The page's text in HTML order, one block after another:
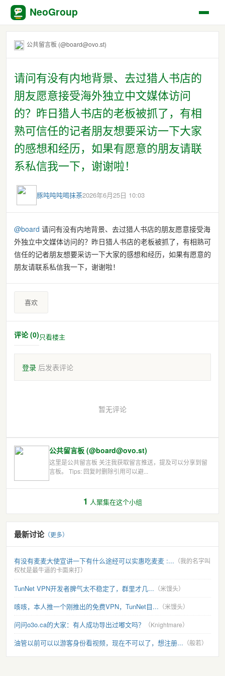
NeoGroup
公共留言板 (@board@ovo.st)
请问有没有内地背景、去过猎人书店的
朋友愿意接受海外独立中文媒体访问
的？昨日猎人书店的老板被抓了，有相
熟可信任的记者朋友想要采访一下大家
的感想和经历，如果有愿意的朋友请联
系私信我一下，谢谢啦！
豚吨吨吨喝抹茶2026年6月25日 10:03
@board 请问有没有内地背景、去过猎人书店的朋友愿意接受海
外独立中文媒体访问的？昨日猎人书店的老板被抓了，有相熟可
信任的记者朋友想要采访一下大家的感想和经历，如果有愿意的
朋友请联系私信我一下，谢谢啦！
喜欢
评论 (0)只看楼主
登录 后发表评论
暂无评论
公共留言板 (@board@ovo.st)
这里是公共留言板 关注我获取留言推送，提及可以分享到留
言板。 Tips: 回复时删除引用可以避...
1 人聚集在这个小组
最新讨论（更多）
有没有麦麦大使宣讲一下有什么途经可以实惠吃麦麦 :... （我的名字叫
权杖是最牛逼的卡面来打）
TunNet VPN开发者脾气太不稳定了，群里才几... （米馒头）
咳咳，本人推一个刚推出的免费VPN，TunNet目... （米馒头）
问问o3o.ca的大家：有人成功导出过嘟文吗？ （Knightmare）
油管以前可以以游客身份看视频，现在不可以了，想注册... （般若）